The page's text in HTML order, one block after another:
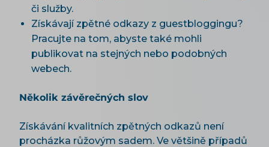
či služby.
Získávají zpětné odkazy z guestbloggingu?
Pracujte na tom, abyste také mohli
publikovat na stejných nebo podobných
webech.
Několik závěrečných slov
Získávání kvalitních zpětných odkazů není
procházka růžovým sadem. Ve většině případů